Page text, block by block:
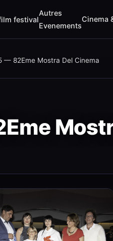
festival
Autres
Evenements
Cinema
— 82Eme Mostra Del Cinema